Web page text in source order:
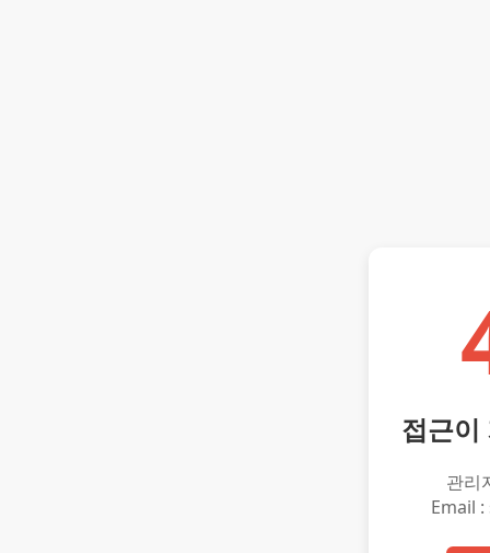
접근이
관리
Email